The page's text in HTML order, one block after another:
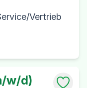
Vertrieb
w/d)